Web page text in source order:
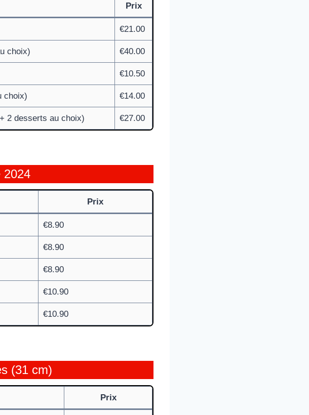
Prix
€21.00
choix) €40.00
€10.50
choix) €14.00
2 desserts au choix) €27.00
2024
Prix
€8.90
€8.90
€8.90
€10.90
€10.90
(31 cm)
Prix